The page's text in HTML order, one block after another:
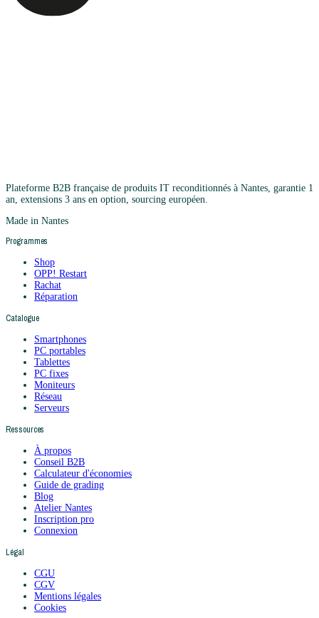
Plateforme B2B française de produits IT reconditionnés à Nantes, garantie 1
an, extensions 3 ans en option, sourcing européen.
Made in Nantes
Programmes
Shop
OPP! Restart
Rachat
Réparation
Catalogue
Smartphones
PC portables
Tablettes
PC fixes
Moniteurs
Réseau
Serveurs
Ressources
À propos
Conseil B2B
Calculateur d'économies
Guide de grading
Blog
Atelier Nantes
Inscription pro
Connexion
Légal
CGU
CGV
Mentions légales
Cookies